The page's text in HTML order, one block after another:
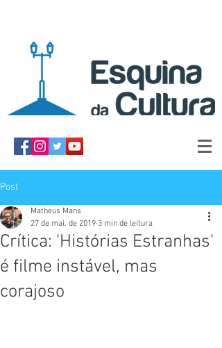
Post
Crítica: 'Histórias Estranhas'
é filme instável, mas
corajoso
Matheus Mans
27 de mai. de 2019 3 min de leitura